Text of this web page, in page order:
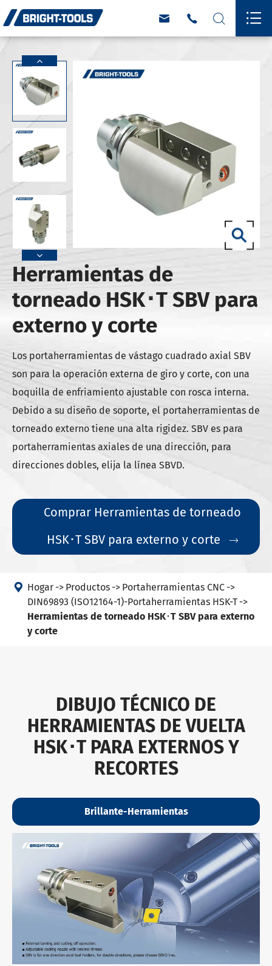
   
Herramientas de
torneado HSK･T SBV para
externo y corte
Los portaherramientas de vástago cuadrado axial SBV
son para la operación externa de giro y corte, con una
boquilla de enfriamiento ajustable con rosca interna.
Debido a su diseño de soporte, el portaherramientas de
torneado externo tiene una alta rigidez. SBV es para
portaherramientas axiales de una dirección, para
direcciones dobles, elija la línea SBVD.
Comprar Herramientas de torneado
HSK･T SBV para externo y corte

 Hogar Productos
Portaherramientas CNC
DIN69893 (ISO12164-1)-Portaherramientas HSK-T
Herramientas de torneado HSK･T SBV para externo
y corte
DIBUJO TÉCNICO DE
HERRAMIENTAS DE VUELTA
HSK･T PARA EXTERNOS Y
RECORTES
Brillante-Herramientas